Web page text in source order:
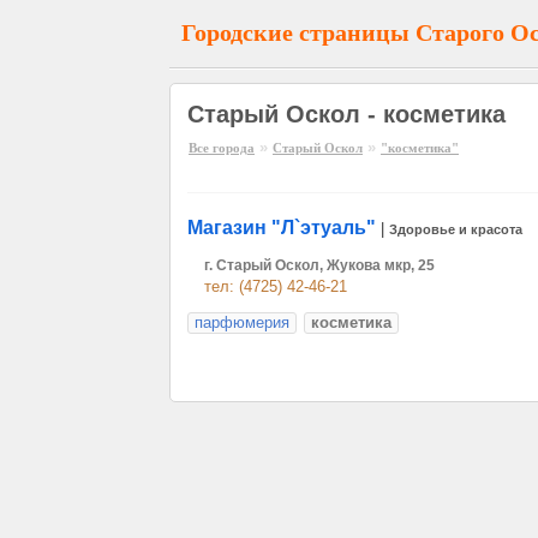
Городские страницы Старого
Старый Оскол - косметика
Все города » Старый Оскол » "косметика"
Магазин "Л`этуаль" Здоровье и красота
г. Старый Оскол, Жукова мкр, 25
тел: (4725) 42-46-21
парфюмерия
косметика